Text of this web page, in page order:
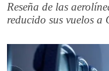
Reseña de las
reducido sus vuelos a